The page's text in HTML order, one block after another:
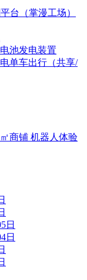
台（掌漫工场）
池发电装置
单车出行（共享/
商铺 机器人体验
日
日